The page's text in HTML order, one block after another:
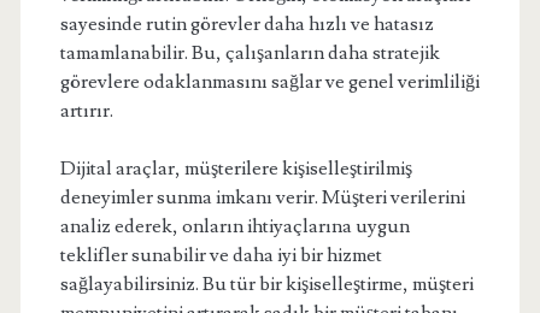
sayesinde rutin görevler daha hızlı ve hatasız
tamamlanabilir. Bu, çalışanların daha stratejik
görevlere odaklanmasını sağlar ve genel verimliliği
artırır.
Dijital araçlar, müşterilere kişiselleştirilmiş
deneyimler sunma imkanı verir. Müşteri verilerini
analiz ederek, onların ihtiyaçlarına uygun
teklifler sunabilir ve daha iyi bir hizmet
sağlayabilirsiniz. Bu tür bir kişiselleştirme, müşteri